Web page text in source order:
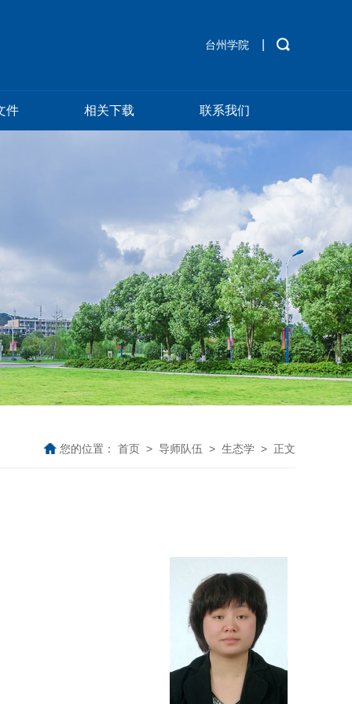
台州学院
件 相关下载 联系我们
您的位置： 首页 > 导师队伍 > 生态学 > 正文